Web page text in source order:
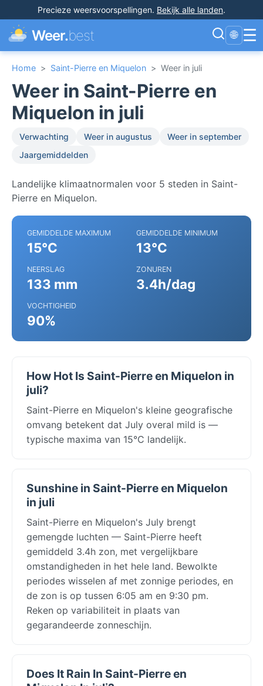
Precieze weersvoorspellingen. Bekijk alle landen.
Weer.best 🌐 ☰
Home > Saint-Pierre en Miquelon > Weer in juli
Weer in Saint-Pierre en
Miquelon in juli
Verwachting Weer in augustus
Weer in september
Jaargemiddelden
Landelijke klimaatnormalen voor 5 steden in Saint-
Pierre en Miquelon.
GEMIDDELDE MAXIMUM
15°C
GEMIDDELDE MINIMUM
13°C
NEERSLAG
133 mm
ZONUREN
3.4h/dag
VOCHTIGHEID
90%
How Hot Is Saint-Pierre en Miquelon in
juli?
Saint-Pierre en Miquelon's kleine geografische
omvang betekent dat July overal mild is —
typische maxima van 15°C landelijk.
Sunshine in Saint-Pierre en Miquelon
in juli
Saint-Pierre en Miquelon's July brengt
gemengde luchten — Saint-Pierre heeft
gemiddeld 3.4h zon, met vergelijkbare
omstandigheden in het hele land. Bewolkte
periodes wisselen af met zonnige periodes, en
de zon is op tussen 6:05 am en 9:30 pm.
Reken op variabiliteit in plaats van
gegarandeerde zonneschijn.
Does It Rain In Saint-Pierre en